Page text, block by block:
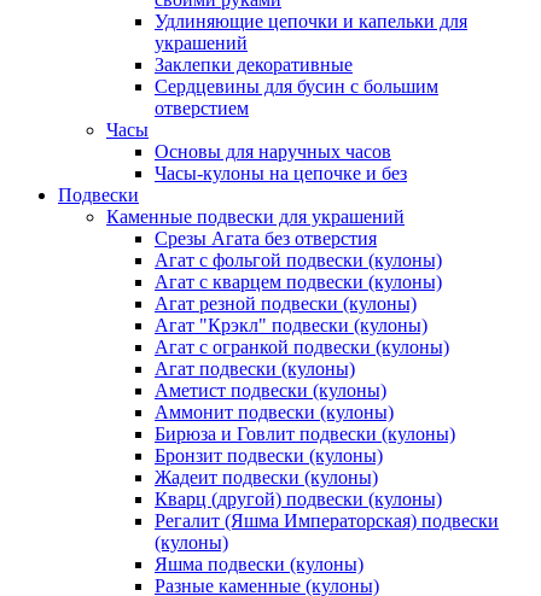
Удлиняющие цепочки и капельки для
украшений
Заклепки декоративные
Сердцевины для бусин с большим
отверстием
Часы
Основы для наручных часов
Часы-кулоны на цепочке и без
Подвески
Каменные подвески для украшений
Срезы Агата без отверстия
Агат с фольгой подвески (кулоны)
Агат с кварцем подвески (кулоны)
Агат резной подвески (кулоны)
Агат "Крэкл" подвески (кулоны)
Агат с огранкой подвески (кулоны)
Агат подвески (кулоны)
Аметист подвески (кулоны)
Аммонит подвески (кулоны)
Бирюза и Говлит подвески (кулоны)
Бронзит подвески (кулоны)
Жадеит подвески (кулоны)
Кварц (другой) подвески (кулоны)
Регалит (Яшма Императорская) подвески
(кулоны)
Яшма подвески (кулоны)
Разные каменные (кулоны)